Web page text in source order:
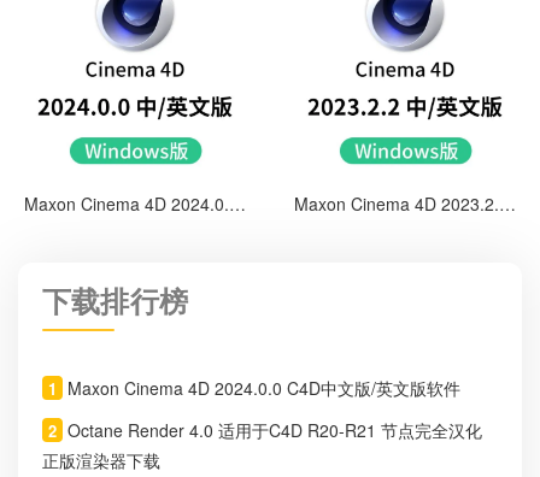
Maxon Cinema 4D 2024.0.0
Maxon Cinema 4D 2023.2.2
下载排行榜
1 Maxon Cinema 4D 2024.0.0 C4D中文版/英文版软件
2 Octane Render 4.0 适用于C4D R20-R21 节点完全汉化
正版渲染器下载